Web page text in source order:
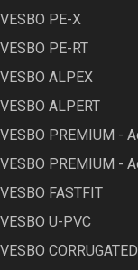
VESBO PE-X
VESBO PE-RT
VESBO ALPEX
VESBO ALPERT
VESBO PREMIUM -
VESBO PREMIUM -
VESBO FASTFIT
VESBO U-PVC
VESBO CORRUGATED